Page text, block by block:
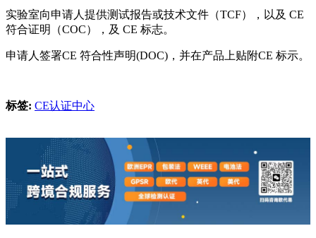
实验室向申请人提供测试报告或技术文件（TCF），以及 CE
符合证明（COC），及 CE 标志。
申请人签署CE 符合性声明(DOC)，并在产品上贴附CE 标示。
标签: CE认证中心